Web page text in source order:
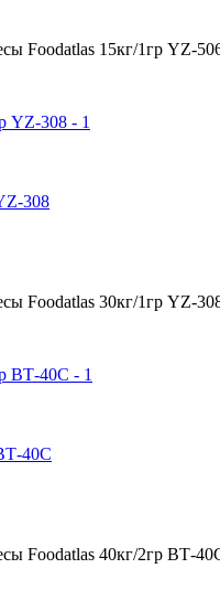
Foodatlas 15кг/1гр YZ-
308
Foodatlas 30кг/1гр YZ-
40С
Foodatlas 40кг/2гр ВТ-